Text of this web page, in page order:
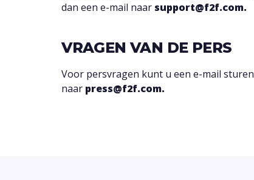
dan een e-mail naar support@f2f.com.
VRAGEN VAN DE PERS
Voor persvragen kunt u een e-mail sturen
naar press@f2f.com.